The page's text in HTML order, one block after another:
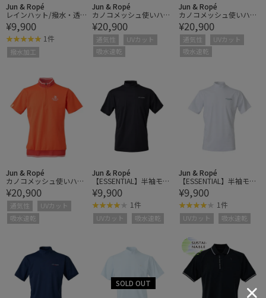
Jun & Ropé
レインハット/撥水・透
湿
¥9,900
1件
撥水加工
Jun & Ropé
カノコメッシュ使いハー
フジップシャツ/UV・吸
水速乾
¥20,900
通気性
UVカット
吸水速乾
Jun & Ropé
カノコメッシュ使いハー
フジップシャツ/UV・吸
水速乾
¥20,900
通気性
UVカット
吸水速乾
Jun & Ropé
カノコメッシュ使いハー
フジップシャツ/UV・吸
水速乾
¥20,900
通気性
UVカット
吸水速乾
Jun & Ropé
【ESSENTIAL】半袖モッ
クネックシャツ/UV・吸
水速乾
¥9,900
1件
UVカット 吸水速乾
Jun & Ropé
【ESSENTIAL】半袖モッ
クネックシャツ/UV・吸
水速乾
¥9,900
1件
UVカット 吸水速乾